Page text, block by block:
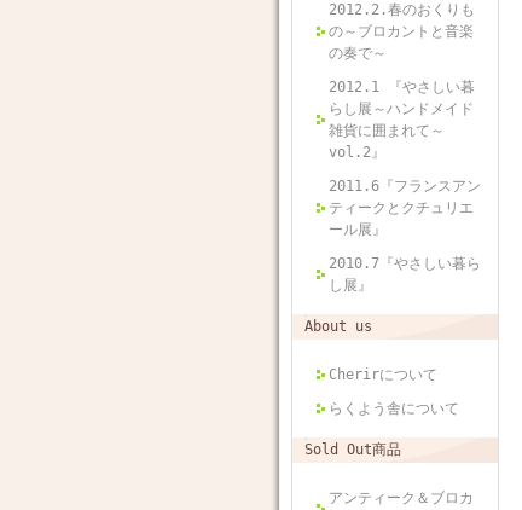
2012.2.春のおくりも
の～ブロカントと音楽
の奏で～
2012.1 『やさしい暮
らし展～ハンドメイド
雑貨に囲まれて～
vol.2』
2011.6『フランスアン
ティークとクチュリエ
ール展』
2010.7『やさしい暮ら
し展』
About us
Cherirについて
らくよう舎について
Sold Out商品
アンティーク＆ブロカ